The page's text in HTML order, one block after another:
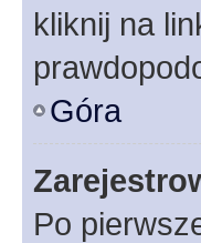
kliknij na
Góra
Po